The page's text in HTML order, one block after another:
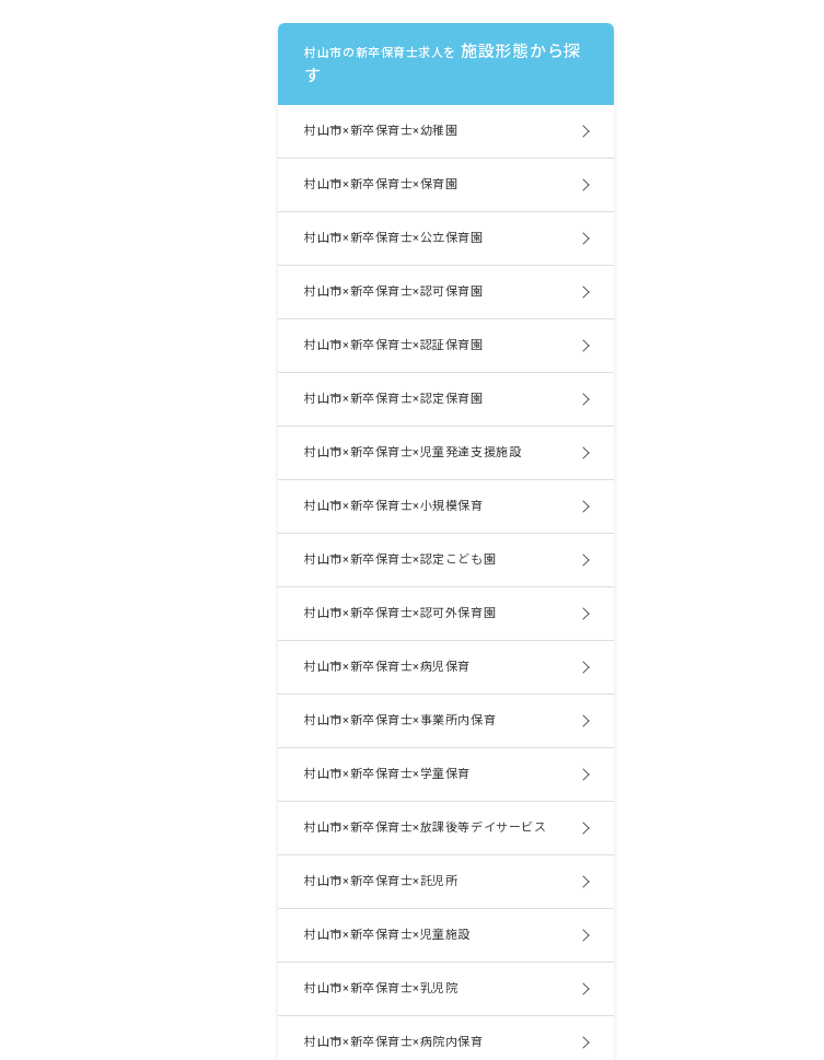
村山市の新卒保育士求人を 施設形態から探
す
村山市×新卒保育士×幼稚園
村山市×新卒保育士×保育園
村山市×新卒保育士×公立保育園
村山市×新卒保育士×認可保育園
村山市×新卒保育士×認証保育園
村山市×新卒保育士×認定保育園
村山市×新卒保育士×児童発達支援施設
村山市×新卒保育士×小規模保育
村山市×新卒保育士×認定こども園
村山市×新卒保育士×認可外保育園
村山市×新卒保育士×病児保育
村山市×新卒保育士×事業所内保育
村山市×新卒保育士×学童保育
村山市×新卒保育士×放課後等デイサービス
村山市×新卒保育士×託児所
村山市×新卒保育士×児童施設
村山市×新卒保育士×乳児院
村山市×新卒保育士×病院内保育